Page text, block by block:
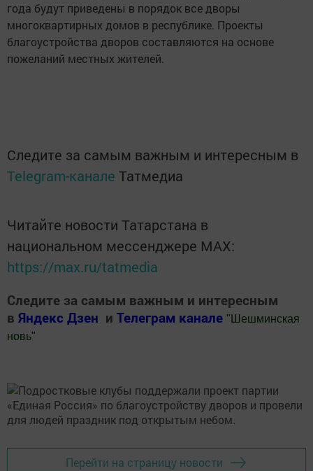
года будут приведены в порядок все дворы
многоквартирных домов в республике. Проекты
благоустройства дворов составляются на основе
пожеланий местных жителей.
Следите за самым важным и интересным в
Telegram-канале Татмедиа
Читайте новости Татарстана в
национальном мессенджере MАХ:
https://max.ru/tatmedia
Следите за самым важным и интересным
в Яндекс Дзен и Телеграм канале " Шешминская
новь"
Перейти на страницу новости